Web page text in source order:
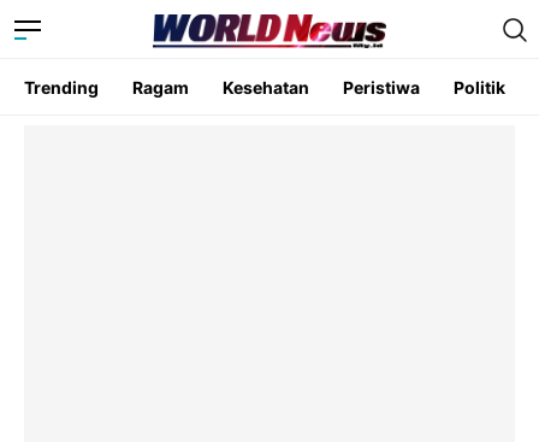
Trending Ragam Kesehatan Peristiwa Politik